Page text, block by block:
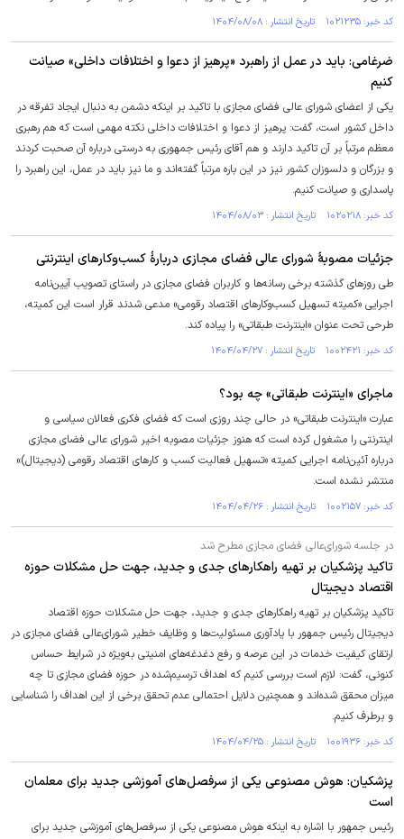
کد خبر: ۱۰۲۱۲۳۵ تاریخ انتشار : ۱۴۰۴/۰۸/۰۸
ضرغامی: باید در عمل از راهبرد «پرهیز از دعوا و اختلافات داخلی» صیانت
کنیم
یکی از اعضای شورای عالی فضای مجازی با تاکید بر اینکه دشمن به دنبال ایجاد تفرقه در
داخل کشور است، گفت: پرهیز از دعوا و اختلافات داخلی نکته مهمی است که هم رهبری
معظم مرتباً بر آن تاکید دارند و هم آقای رئیس جمهوری به درستی درباره آن صحبت کردند
و بزرگان و دلسوزان کشور نیز در این باره مرتباً گفته‌اند و ما نیز باید در عمل، این راهبرد را
پاسداری و صیانت کنیم.
کد خبر: ۱۰۲۰۲۱۸ تاریخ انتشار : ۱۴۰۴/۰۸/۰۳
جزئیات مصوبهٔ شورای عالی فضای مجازی دربارهٔ کسب‌وکار‌های اینترنتی
طی روزهای گذشته برخی رسانه‌ها و کاربران فضای مجازی در راستای تصویب آیین‌نامه
اجرایی «کمیته تسهیل کسب‌وکارهای اقتصاد رقومی» مدعی شدند قرار است این کمیته،
طرحی تحت عنوان «اینترنت طبقاتی» را پیاده کند.
کد خبر: ۱۰۰۲۴۲۱ تاریخ انتشار : ۱۴۰۴/۰۴/۲۷
ماجرای «اینترنت طبقاتی» چه بود؟
عبارت «اینترنت طبقاتی» در حالی چند روزی است که فضای فکری فعالان سیاسی و
اینترنتی را مشغول کرده است که هنوز جزئیات مصوبه اخیر شورای عالی فضای مجازی
درباره آئین‌نامه اجرایی کمیته «تسهیل فعالیت کسب و کار‌های اقتصاد رقومی (دیجیتال)»
منتشر نشده است.
کد خبر: ۱۰۰۲۱۵۷ تاریخ انتشار : ۱۴۰۴/۰۴/۲۶
در جلسه شورای‌عالی فضای مجازی مطرح شد
تاکید پزشکیان بر تهیه راهکار‌های جدی و جدید، جهت حل مشکلات حوزه
اقتصاد دیجیتال
تاکید پزشکیان بر تهیه راهکار‌های جدی و جدید، جهت حل مشکلات حوزه اقتصاد
دیجیتال رئیس جمهور با یادآوری مسئولیت‌ها و وظایف خطیر شورای‌عالی فضای مجازی در
ارتقای کیفیت خدمات در این عرصه و رفع دغدغه‌های امنیتی به‌ویژه در شرایط حساس
کنونی، گفت: لازم است بررسی کنیم که اهداف ترسیم‌شده در حوزه فضای مجازی تا چه
میزان محقق شده‌اند و همچنین دلایل احتمالی عدم تحقق برخی از این اهداف را شناسایی
و برطرف کنیم.
کد خبر: ۱۰۰۱۹۳۶ تاریخ انتشار : ۱۴۰۴/۰۴/۲۵
پزشکیان: هوش مصنوعی یکی از سرفصل‌های آموزشی جدید برای معلمان
است
رئیس جمهور با اشاره به اینکه هوش مصنوعی یکی از سرفصل‌های آموزشی جدید برای